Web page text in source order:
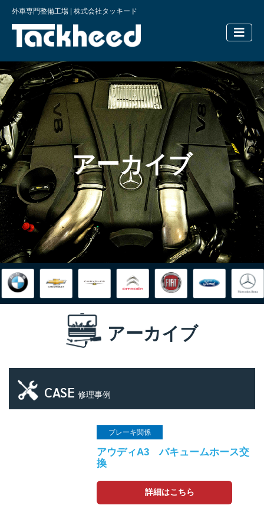
外車専門整備工場 | 株式会社タッキード
横浜の外
アーカイブ
アーカイブ
CASE 修理事例
ブレーキ関係
アウディA3 バキュームホース交
換
詳細はこちら